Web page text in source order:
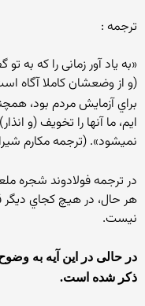
ترجمه :
«به یاد آور زمانی را که به
(و از وضعشان کاملا آگاه
براي آزمایش مردم بود،
ایم، ما آنها را تخویف (و
نمیشود». (ترجمه مکارم
در ترجمه فولادوند شجره
هر حال، در هیچ کجاي دیگر
نیست.
در حالی در این آیه به
ذکر شده است.